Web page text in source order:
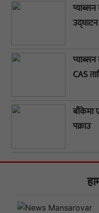
प्याब्सन
उद्घाटन
CAS
बाँकेमा
पक्राउ